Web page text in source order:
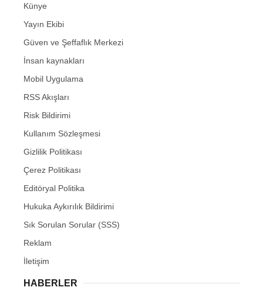
Künye
Yayın Ekibi
Güven ve Şeffaflık Merkezi
İnsan kaynakları
Mobil Uygulama
RSS Akışları
Risk Bildirimi
Kullanım Sözleşmesi
Gizlilik Politikası
Çerez Politikası
Editöryal Politika
Hukuka Aykırılık Bildirimi
Sık Sorulan Sorular (SSS)
Reklam
İletişim
HABERLER